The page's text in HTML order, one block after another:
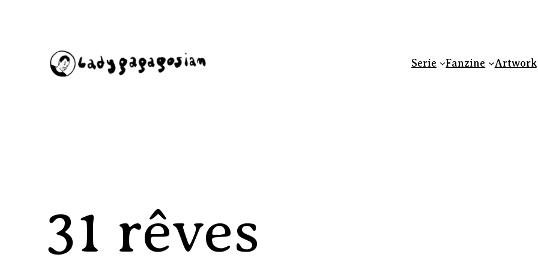
Serie
Fanzine Artwork
31 rêves